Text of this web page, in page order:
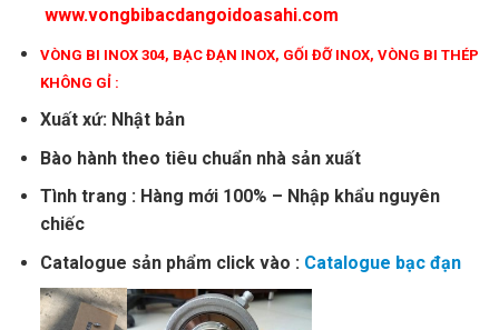
www.vongbibacdangoidoasahi.com
VÒNG BI INOX 304, BẠC ĐẠN INOX, GỐI ĐỠ INOX, VÒNG BI THÉP
KHÔNG GỈ:
Xuất xứ: Nhật bản
Bào hành theo tiêu chuẩn nhà sản xuất
Tình trang : Hàng mới 100% – Nhập khẩu nguyên
chiếc
Catalogue sản phẩm click vào : Catalogue bạc đạn